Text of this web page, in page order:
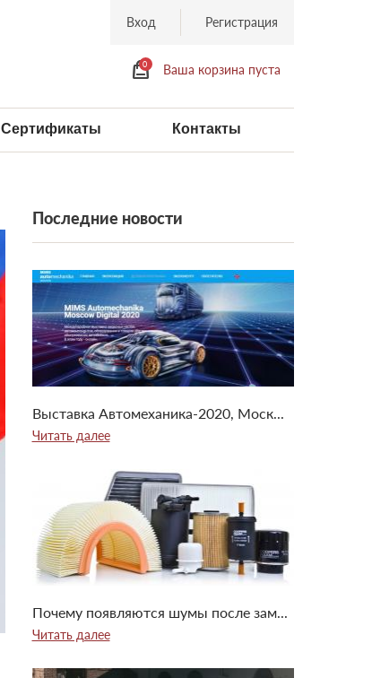
Вход Регистрация
0 Ваша корзина пуста
Сертификаты Контакты
Последние новости
Выставка Автомеханика-2020, Моск...
Читать далее
Почему появляются шумы после зам...
Читать далее